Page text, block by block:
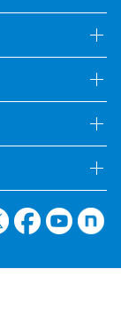
X（旧Twitter）
Facebook